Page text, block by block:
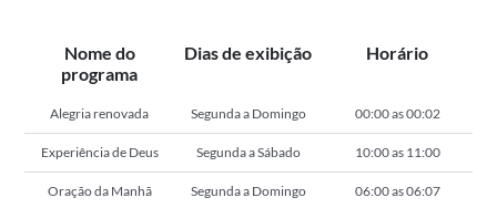
Nome do
programa
Dias de exibição Horário
Alegria renovada Segunda a Domingo 00:00 as 00:02
Experiência de Deus Segunda a Sábado 10:00 as 11:00
Oração da Manhã Segunda a Domingo 06:00 as 06:07